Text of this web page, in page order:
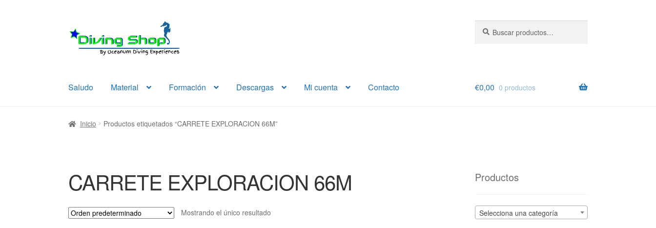
a
al
contenido
por:
Saludo Material Formación Descargas Mi cuenta Contacto €0,00 0 productos
Inicio Productos etiquetados “CARRETE EXPLORACION 66M”
CARRETE EXPLORACION 66M
Mostrando el único resultado
Productos
Selecciona una categoría